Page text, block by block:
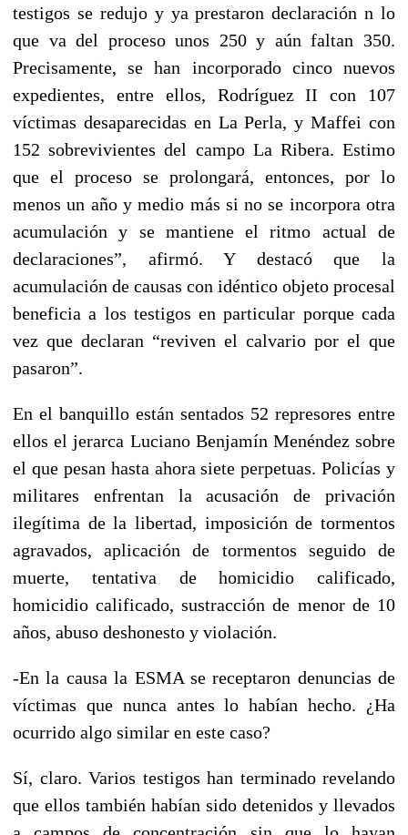
testigos se redujo y ya prestaron declaración n lo
que va del proceso unos 250 y aún faltan 350.
Precisamente, se han incorporado cinco nuevos
expedientes, entre ellos, Rodríguez II con 107
víctimas desaparecidas en La Perla, y Maffei con
152 sobrevivientes del campo La Ribera. Estimo
que el proceso se prolongará, entonces, por lo
menos un año y medio más si no se incorpora otra
acumulación y se mantiene el ritmo actual de
declaraciones”, afirmó. Y destacó que la
acumulación de causas con idéntico objeto procesal
beneficia a los testigos en particular porque cada
vez que declaran “reviven el calvario por el que
pasaron”.
En el banquillo están sentados 52 represores entre
ellos el jerarca Luciano Benjamín Menéndez sobre
el que pesan hasta ahora siete perpetuas. Policías y
militares enfrentan la acusación de privación
ilegítima de la libertad, imposición de tormentos
agravados, aplicación de tormentos seguido de
muerte, tentativa de homicidio calificado,
homicidio calificado, sustracción de menor de 10
años, abuso deshonesto y violación.
-En la causa la ESMA se receptaron denuncias de
víctimas que nunca antes lo habían hecho. ¿Ha
ocurrido algo similar en este caso?
Sí, claro. Varios testigos han terminado revelando
que ellos también habían sido detenidos y llevados